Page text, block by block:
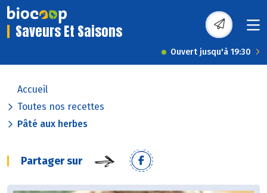
Saveurs Et Saisons
Ouvert jusqu'à 19:30
Accueil
Toutes nos recettes
Pâté aux herbes
Partager sur